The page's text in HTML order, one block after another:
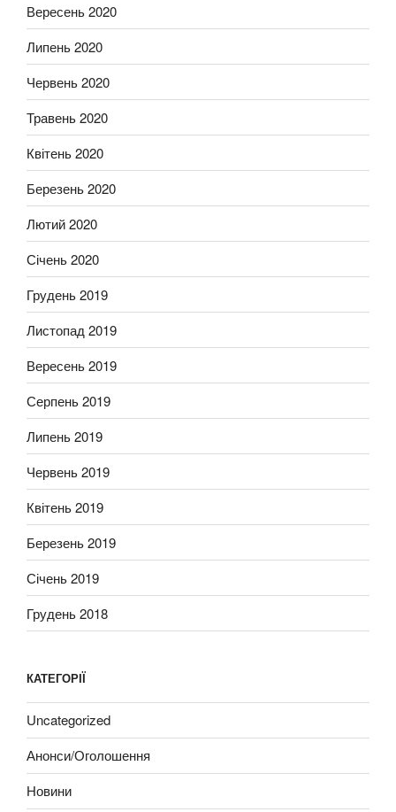
Вересень 2020
Липень 2020
Червень 2020
Травень 2020
Квітень 2020
Березень 2020
Лютий 2020
Січень 2020
Грудень 2019
Листопад 2019
Вересень 2019
Серпень 2019
Липень 2019
Червень 2019
Квітень 2019
Березень 2019
Січень 2019
Грудень 2018
КАТЕГОРІЇ
Uncategorized
Анонси/Оголошення
Новини